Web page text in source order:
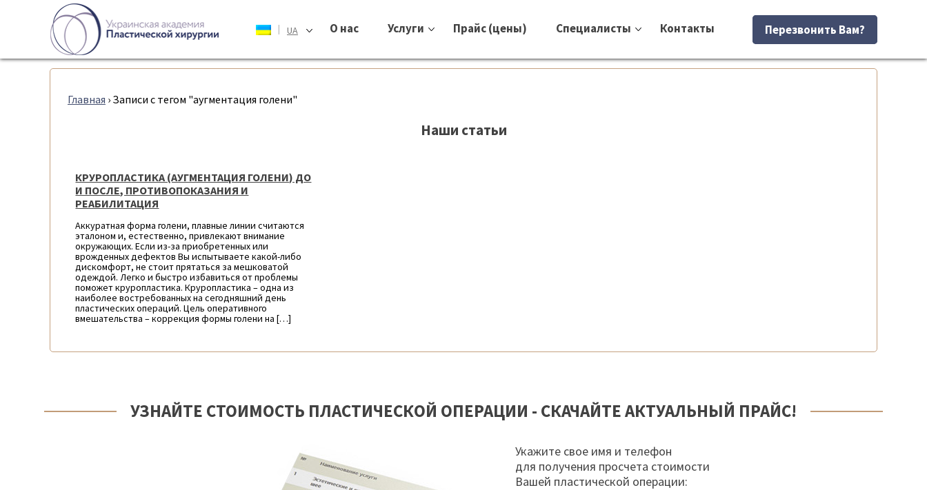
Перезвонить Вам?
| UA О нас Услуги Прайс (цены) Специалисты Контакты
Главная › Записи с тегом "аугментация голени"
Наши статьи
КРУРОПЛАСТИКА (АУГМЕНТАЦИЯ ГОЛЕНИ) ДО
И ПОСЛЕ, ПРОТИВОПОКАЗАНИЯ И
РЕАБИЛИТАЦИЯ
Аккуратная форма голени, плавные линии считаются
эталоном и, естественно, привлекают внимание
окружающих. Если из-за приобретенных или
врожденных дефектов Вы испытываете какой-либо
дискомфорт, не стоит прятаться за мешковатой
одеждой. Легко и быстро избавиться от проблемы
поможет круропластика. Круропластика – одна из
наиболее востребованных на сегодняшний день
пластических операций. Цель оперативного
вмешательства – коррекция формы голени на […]
УЗНАЙТЕ СТОИМОСТЬ ПЛАСТИЧЕСКОЙ ОПЕРАЦИИ - СКАЧАЙТЕ АКТУАЛЬНЫЙ ПРАЙС!
Укажите свое имя и телефон
для получения просчета стоимости
Вашей пластической операции: